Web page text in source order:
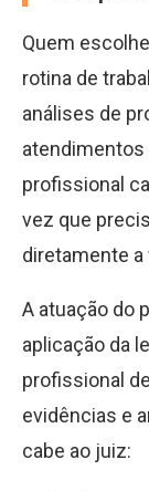
Quem
rotina de
análises de
atendimentos
profissional
vez que
diretamente
A atuação do
aplicação da
profissional
evidências e
cabe ao juiz: